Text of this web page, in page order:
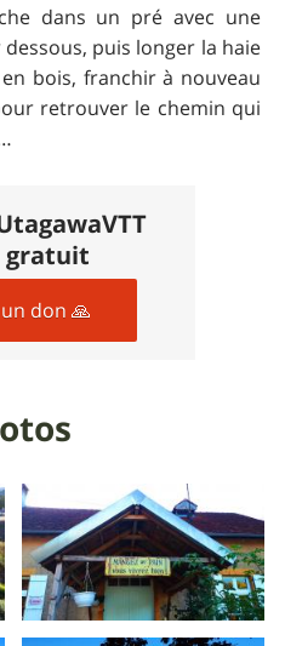
dans un pré avec une
puis longer la haie
bois, franchir à nouveau
retrouver le chemin qui
gratuit
don 🙏